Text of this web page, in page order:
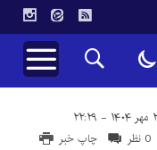
چاپ خبر 0 نظر